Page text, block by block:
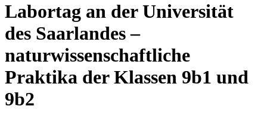
Labortag an der Universität
des Saarlandes –
naturwissenschaftliche
Praktika der Klassen 9b1 und
9b2